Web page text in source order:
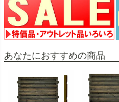
あなたにおすすめの商品